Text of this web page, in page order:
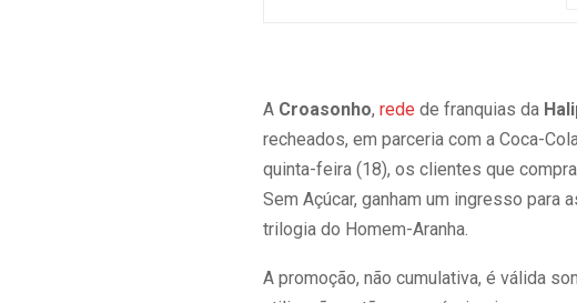
A Croasonho, rede de franquias da
recheados, em parceria com a Coca-
quinta-feira (18), os clientes que
Sem Açúcar, ganham um ingresso para
trilogia do Homem-Aranha.
A promoção, não cumulativa, é válida